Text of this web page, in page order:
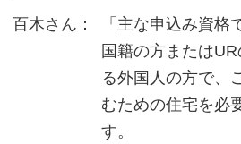
百木さん：
「主な申込み資格
国籍の方または
る外国人の方で、
むための住宅を必
す。